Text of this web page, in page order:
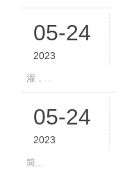
05-24
2023
灌，...
05-24
2023
简...